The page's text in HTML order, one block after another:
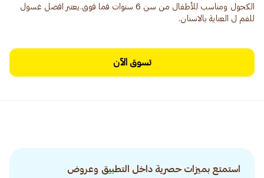
الكحول ومناسب للأطفال من سن 6 سنوات فما فوق.يعتبر افضل غسول
للفم ل العناية بالاسنان.
تسوق الآن
استمتع بميزات حصرية داخل التطبيق وعروض